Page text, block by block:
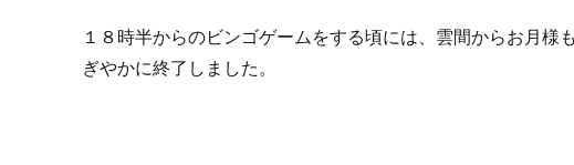
１８時半からのビンゴゲームをする頃には、雲間からお月
ぎやかに終了しました。